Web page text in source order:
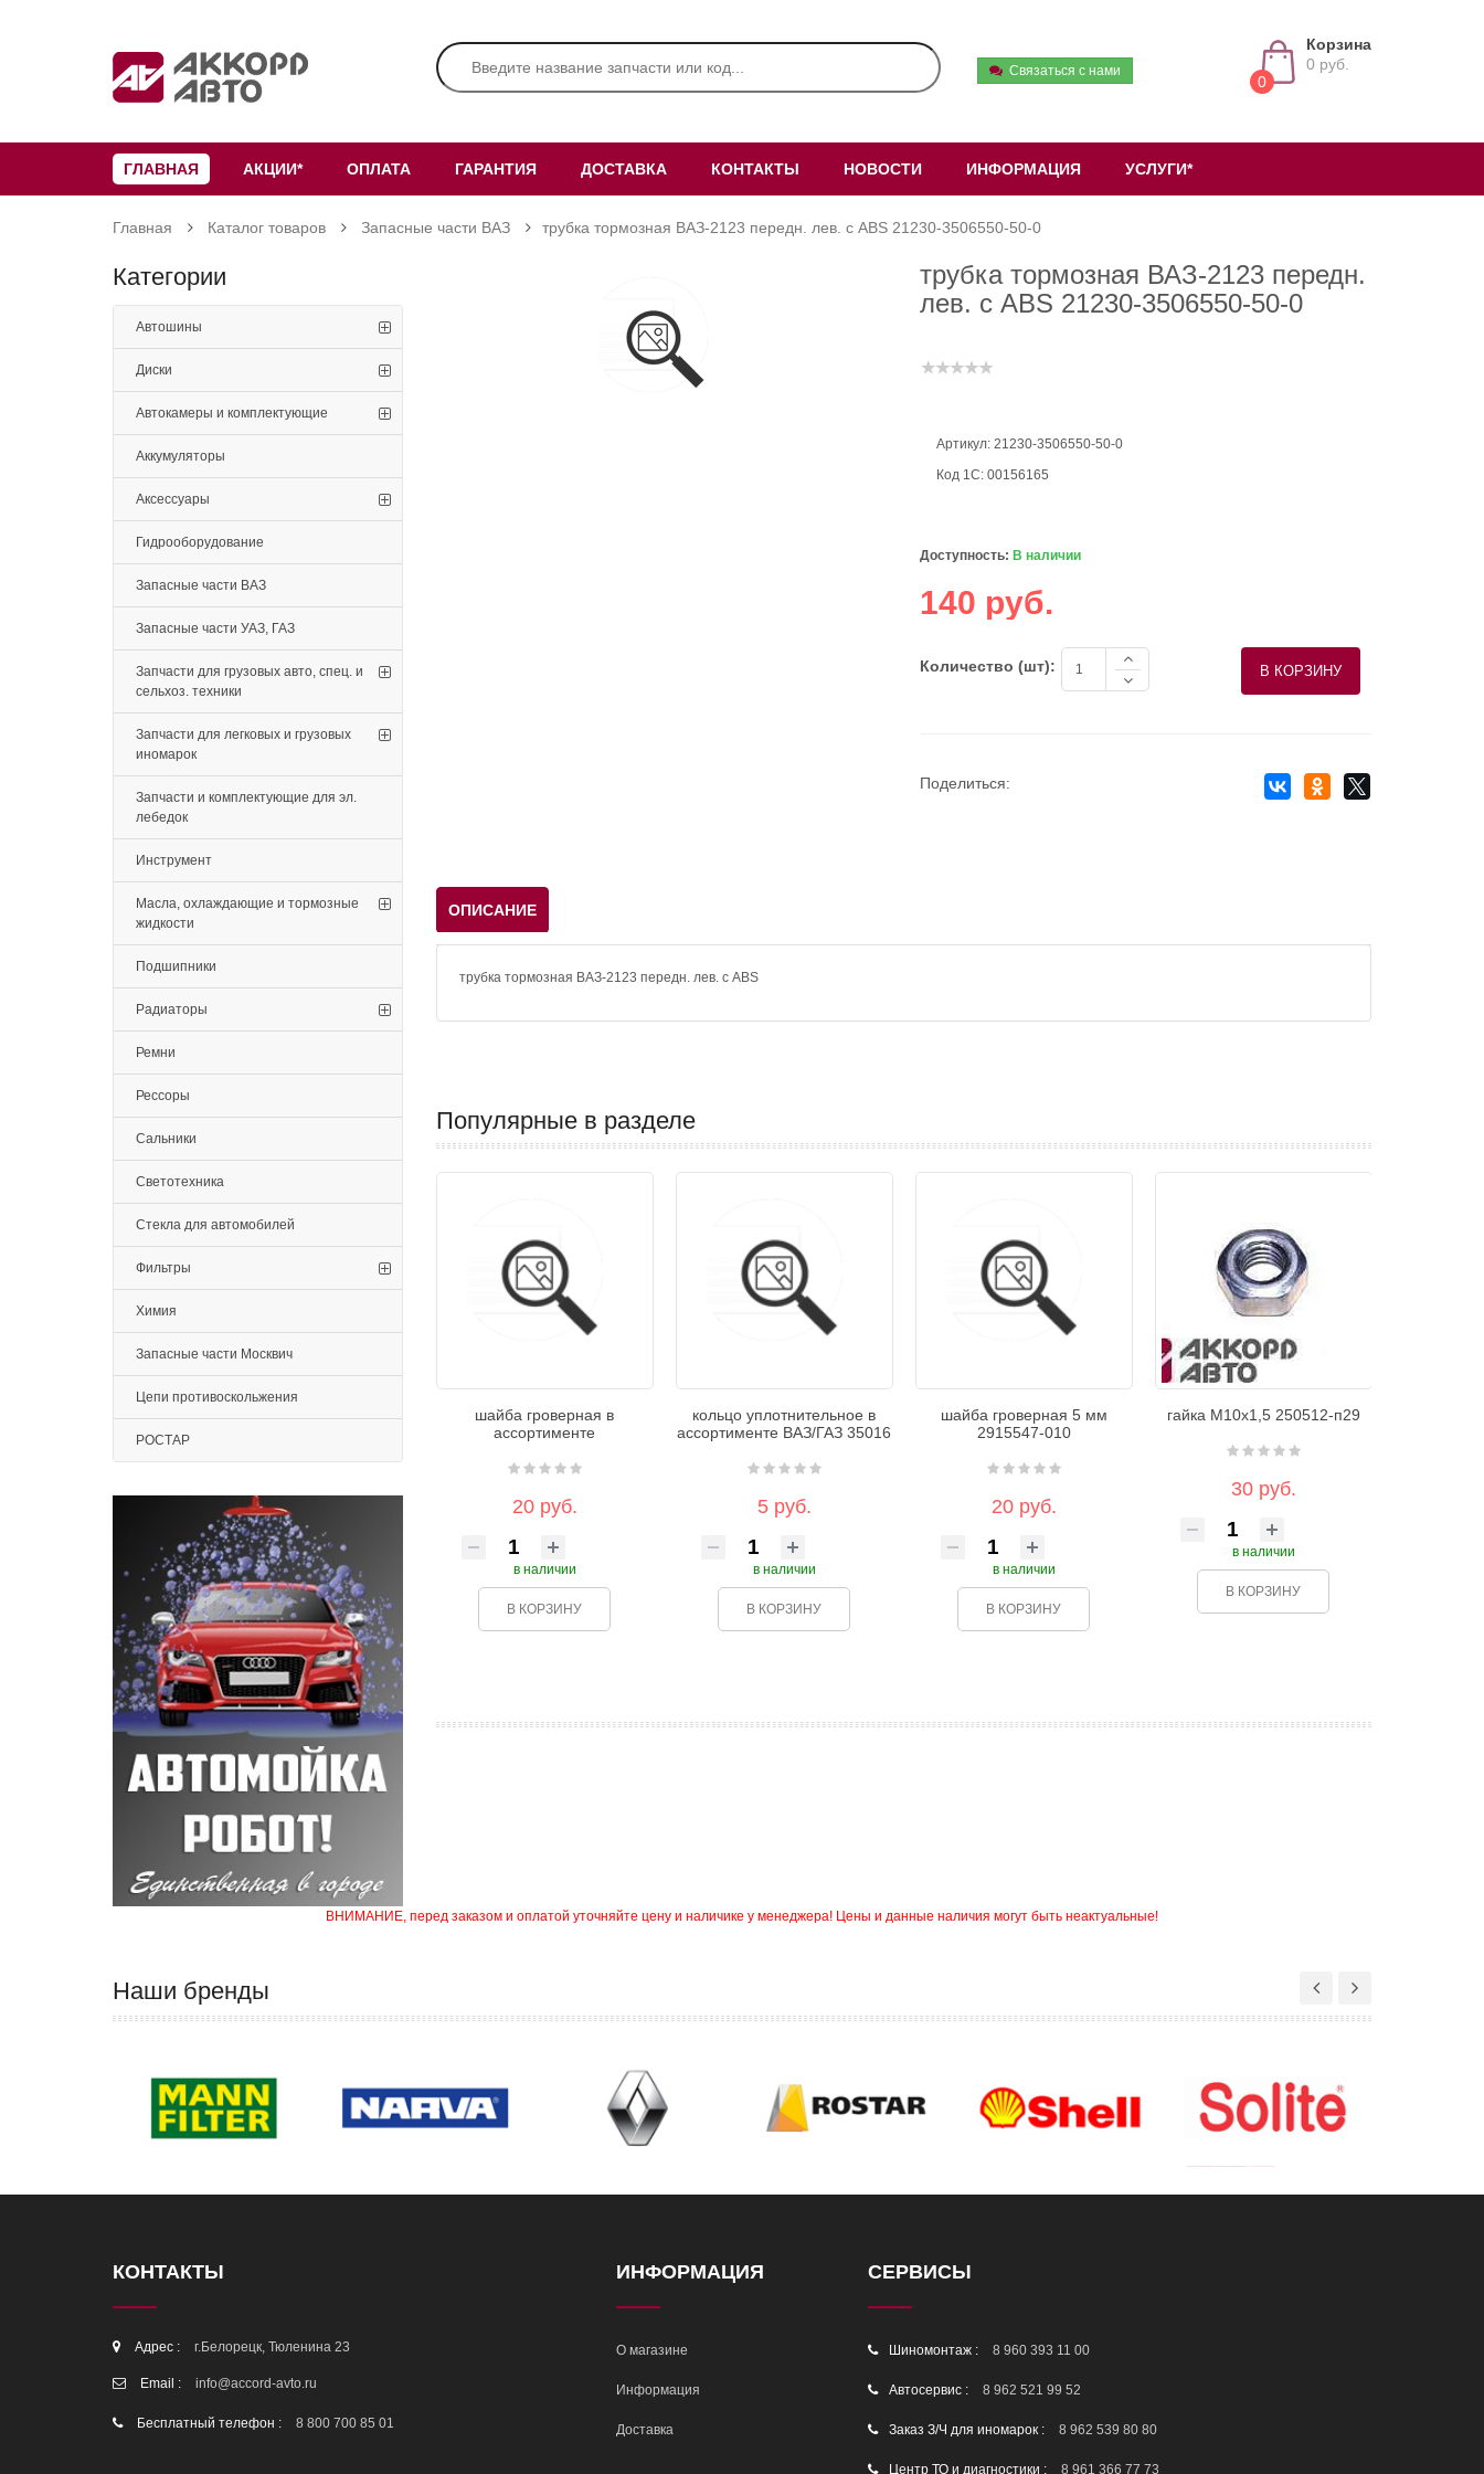
Связаться с нами
0
Корзина
0 руб.
ГЛАВНАЯ АКЦИИ* ОПЛАТА ГАРАНТИЯ ДОСТАВКА КОНТАКТЫ НОВОСТИ ИНФОРМАЦИЯ УСЛУГИ*
Главная Каталог товаров Запасные части ВАЗ трубка тормозная ВАЗ-2123 передн. лев. с ABS 21230-3506550-50-0
Категории
Автошины
Диски
Автокамеры и комплектующие
Аккумуляторы
Аксессуары
Гидрооборудование
Запасные части ВАЗ
Запасные части УАЗ, ГАЗ
Запчасти для грузовых авто, спец. и
сельхоз. техники
Запчасти для легковых и грузовых
иномарок
Запчасти и комплектующие для эл.
лебедок
Инструмент
Масла, охлаждающие и тормозные
жидкости
Подшипники
Радиаторы
Ремни
Рессоры
Сальники
Светотехника
Стекла для автомобилей
Фильтры
Химия
Запасные части Москвич
Цепи противоскольжения
РОСТАР
трубка тормозная ВАЗ-2123 передн.
лев. с ABS 21230-3506550-50-0
Артикул: 21230-3506550-50-0
Код 1С: 00156165
Доступность: В наличии
140 руб.
Количество (шт):
Поделиться:
ОПИСАНИЕ
трубка тормозная ВАЗ-2123 передн. лев. с ABS
Популярные в разделе
шайба гроверная в
ассортименте
20 руб.
в наличии
В КОРЗИНУ
кольцо уплотнительное в
ассортименте ВАЗ/ГАЗ 35016
5 руб.
в наличии
В КОРЗИНУ
шайба гроверная 5 мм
2915547-010
20 руб.
в наличии
В КОРЗИНУ
гайка М10х1,5 250512-п29
30 руб.
в наличии
В КОРЗИНУ
ВНИМАНИЕ, перед заказом и оплатой уточняйте цену и наличике у менеджера! Цены и данные наличия могут быть неактуальные!
Наши бренды
КОНТАКТЫ
Адрес : г.Белорецк, Тюленина 23
Email : info@accord-avto.ru
Бесплатный телефон : 8 800 700 85 01
ИНФОРМАЦИЯ
О магазине
Информация
Доставка
СЕРВИСЫ
Шиномонтаж : 8 960 393 11 00
Автосервис : 8 962 521 99 52
Заказ З/Ч для иномарок : 8 962 539 80 80
Центр ТО и диагностики : 8 961 366 77 73